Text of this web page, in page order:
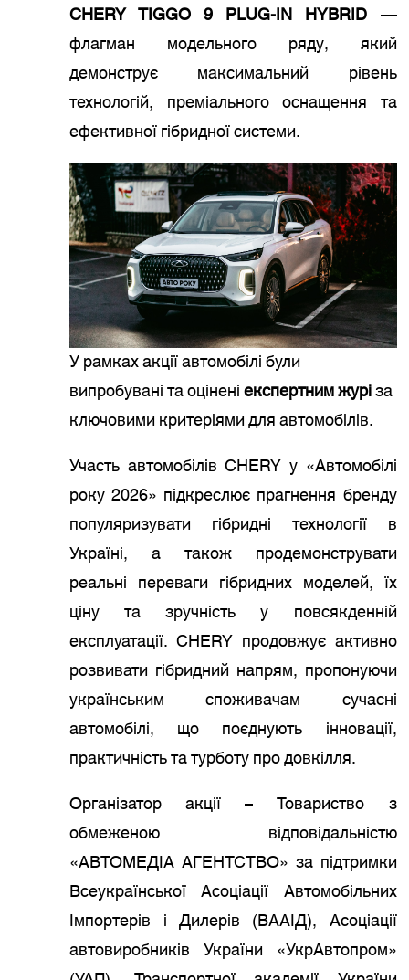
CHERY TIGGO 9 PLUG-IN HYBRID —
флагман модельного ряду, який
демонструє максимальний рівень
технологій, преміального оснащення та
ефективної гібридної системи.
У рамках акції автомобілі були
випробувані та оціненіекспертним журіза
ключовими критеріями для автомобілів.
Участь автомобілів CHERY у «Автомобілі
року 2026» підкреслює прагнення бренду
популяризувати гібридні технології в
Україні, а також продемонструвати
реальні переваги гібридних моделей, їх
ціну та зручність у повсякденній
експлуатації. CHERY продовжує активно
розвивати гібридний напрям, пропонуючи
українським споживачам сучасні
автомобілі, що поєднують інновації,
практичність та турботу про довкілля.
Організатор акції – Товариство з
обмеженою відповідальністю
«АВТОМЕДІА АГЕНТСТВО» за підтримки
Всеукраїнської Асоціації Автомобільних
Імпортерів і Дилерів (ВААІД), Асоціації
автовиробників України «УкрАвтопром»